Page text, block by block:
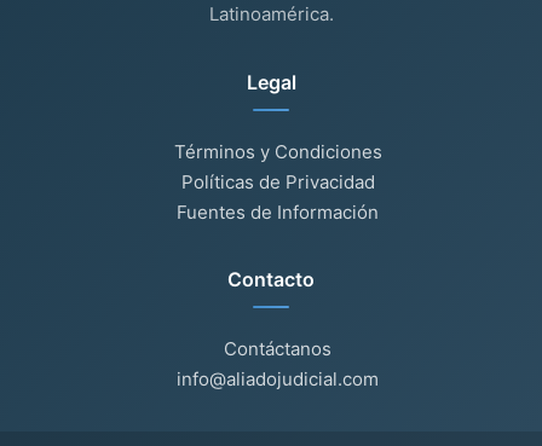
Latinoamérica.
Legal
Términos y Condiciones
Políticas de Privacidad
Fuentes de Información
Contacto
Contáctanos
info@aliadojudicial.com